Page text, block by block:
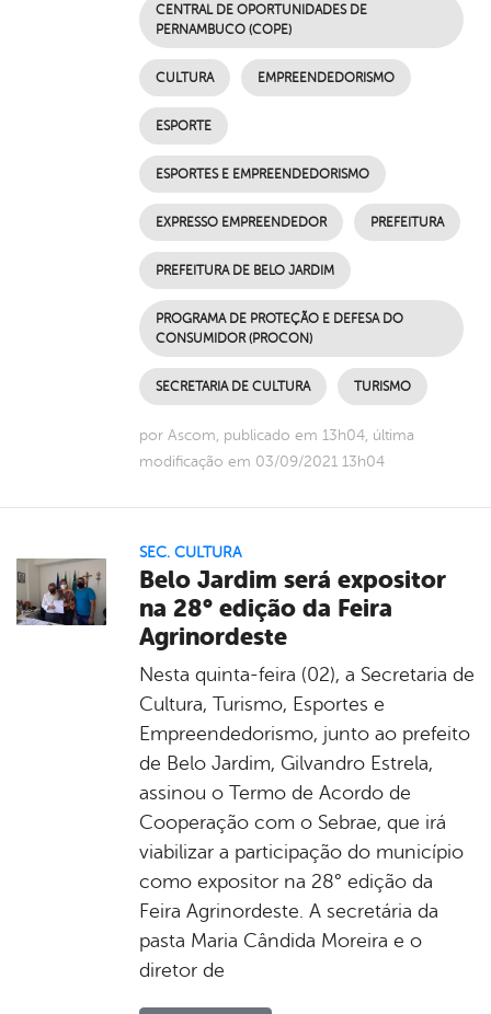
CENTRAL DE OPORTUNIDADES DE
PERNAMBUCO (COPE)
CULTURA EMPREENDEDORISMO
ESPORTE
ESPORTES E EMPREENDEDORISMO
EXPRESSO EMPREENDEDOR PREFEITURA
PREFEITURA DE BELO JARDIM
PROGRAMA DE PROTEÇÃO E DEFESA DO
CONSUMIDOR (PROCON)
SECRETARIA DE CULTURA TURISMO
por Ascom, publicado em 13h04, última
modificação em 03/09/2021 13h04
SEC. CULTURA
Belo Jardim será expositor
na 28° edição da Feira
Agrinordeste
Nesta quinta-feira (02), a Secretaria de
Cultura, Turismo, Esportes e
Empreendedorismo, junto ao prefeito
de Belo Jardim, Gilvandro Estrela,
assinou o Termo de Acordo de
Cooperação com o Sebrae, que irá
viabilizar a participação do município
como expositor na 28° edição da
Feira Agrinordeste. A secretária da
pasta Maria Cândida Moreira e o
diretor de